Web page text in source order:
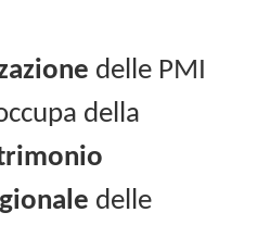
delle PMI
della
delle